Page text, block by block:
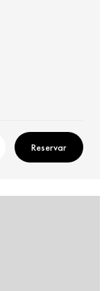
Reservar